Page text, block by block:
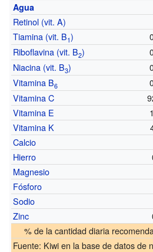
Agua
Retinol (vit. A)
Tiamina (vit. B1)
Riboflavina (vit. B2)
Niacina (vit. B3)
Vitamina B6
Vitamina C
Vitamina E
Vitamina K
Calcio
Hierro
Magnesio
Fósforo
Sodio
Zinc
% de la cantidad diaria
Fuente: Kiwien la base de datos de